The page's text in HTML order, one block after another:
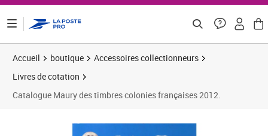
Accueil boutique
Accessoires collectionneurs
Livres de cotation
Catalogue Maury des timbres colonies françaises 2012.